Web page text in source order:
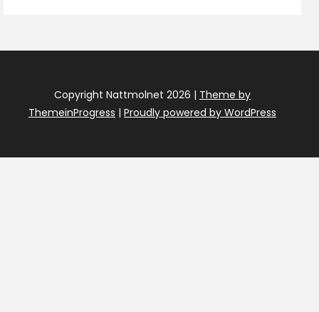
Copyright Nattmolnet 2026 | Theme by
ThemeinProgress | Proudly powered by WordPress